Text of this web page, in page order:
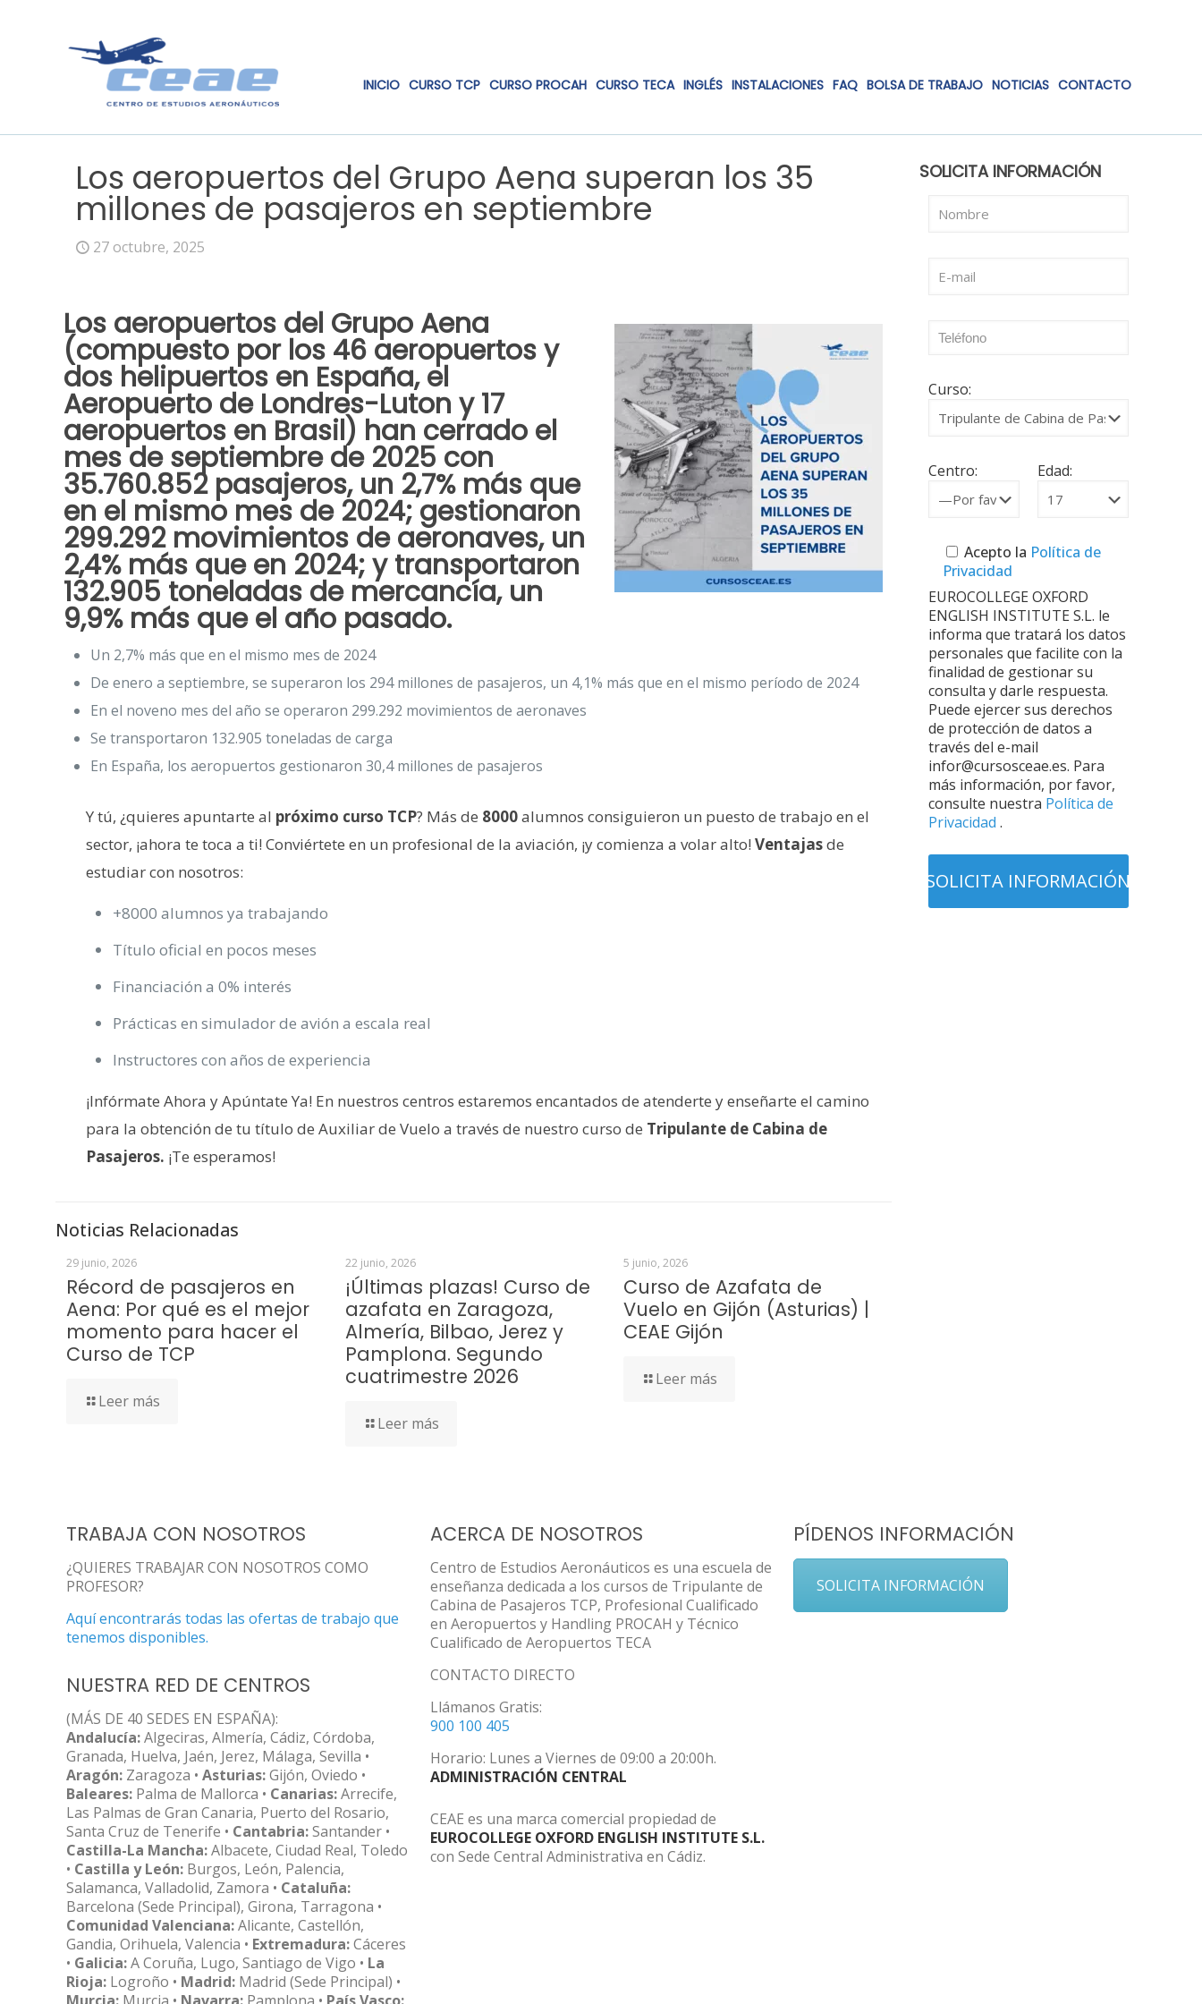
INICIO CURSO TCP CURSO PROCAH CURSO TECA INGLÉS INSTALACIONES FAQ BOLSA DE TRABAJO NOTICIAS CONTACTO
Los aeropuertos del Grupo Aena superan los 35
millones de pasajeros en septiembre
27 octubre, 2025
Los aeropuertos del Grupo Aena
(compuesto por los 46 aeropuertos y
dos helipuertos en España, el
Aeropuerto de Londres-Luton y 17
aeropuertos en Brasil) han cerrado el
mes de septiembre de 2025 con
35.760.852 pasajeros, un 2,7% más que
en el mismo mes de 2024; gestionaron
299.292 movimientos de aeronaves, un
2,4% más que en 2024; y transportaron
132.905 toneladas de mercancía, un
9,9% más que el año pasado.
Un 2,7% más que en el mismo mes de 2024
De enero a septiembre, se superaron los 294 millones de pasajeros, un 4,1% más que en el mismo período de 2024
En el noveno mes del año se operaron 299.292 movimientos de aeronaves
Se transportaron 132.905 toneladas de carga
En España, los aeropuertos gestionaron 30,4 millones de pasajeros
Y tú, ¿quieres apuntarte al próximo curso TCP? Más de 8000alumnos consiguieron un puesto de trabajo en el
sector, ¡ahora te toca a ti! Conviértete en un profesional de la aviación, ¡y comienza a volar alto!Ventajasde
estudiar con nosotros:
+8000 alumnos ya trabajando
Título oficial en pocos meses
Financiación a 0% interés
Prácticas en simulador de avión a escala real
Instructores con años de experiencia
¡Infórmate Ahora y Apúntate Ya! En nuestros centros estaremos encantados de atenderte y enseñarte el camino
para la obtención de tu título de Auxiliar de Vuelo a través de nuestro curso de Tripulante de Cabina de
Pasajeros. ¡Te esperamos!
Noticias Relacionadas
29 junio, 2026
Récord de pasajeros en
Aena: Por qué es el mejor
momento para hacer el
Curso de TCP
Leer más
22 junio, 2026
¡Últimas plazas! Curso de
azafata en Zaragoza,
Almería, Bilbao, Jerez y
Pamplona. Segundo
cuatrimestre 2026
Leer más
5 junio, 2026
Curso de Azafata de
Vuelo en Gijón (Asturias) |
CEAE Gijón
Leer más
SOLICITA INFORMACIÓN
Curso:
Centro: Edad:
Acepto la Política de
Privacidad
EUROCOLLEGE OXFORD
ENGLISH INSTITUTE S.L. le
informa que tratará los datos
personales que facilite con la
finalidad de gestionar su
consulta y darle respuesta.
Puede ejercer sus derechos
de protección de datos a
través del e-mail
infor@cursosceae.es. Para
más información, por favor,
consulte nuestra Política de
Privacidad .
TRABAJA CON NOSOTROS
¿QUIERES TRABAJAR CON NOSOTROS COMO
PROFESOR?
Aquí encontrarás todas las ofertas de trabajo que
tenemos disponibles.
NUESTRA RED DE CENTROS
(MÁS DE 40 SEDES EN ESPAÑA):
Andalucía:Algeciras, Almería, Cádiz, Córdoba,
Granada, Huelva, Jaén, Jerez, Málaga, Sevilla •
Aragón: Zaragoza • Asturias:Gijón, Oviedo •
Baleares: Palma de Mallorca • Canarias:Arrecife,
Las Palmas de Gran Canaria, Puerto del Rosario,
Santa Cruz de Tenerife • Cantabria:Santander •
Castilla-La Mancha:Albacete, Ciudad Real, Toledo
• Castilla y León: Burgos, León, Palencia,
Salamanca, Valladolid, Zamora • Cataluña:
Barcelona (Sede Principal), Girona, Tarragona •
Comunidad Valenciana:Alicante, Castellón,
Gandia, Orihuela, Valencia • Extremadura:Cáceres
• Galicia:A Coruña, Lugo, Santiago de Vigo • La
Rioja: Logroño • Madrid: Madrid (Sede Principal) •
ACERCA DE NOSOTROS
Centro de Estudios Aeronáuticos es una escuela de
enseñanza dedicada a los cursos de Tripulante de
Cabina de Pasajeros TCP, Profesional Cualificado
en Aeropuertos y Handling PROCAH y Técnico
Cualificado de Aeropuertos TECA
CONTACTO DIRECTO
Llámanos Gratis:
900 100 405
Horario: Lunes a Viernes de 09:00 a 20:00h.
ADMINISTRACIÓN CENTRAL
CEAE es una marca comercial propiedad de
EUROCOLLEGE OXFORD ENGLISH INSTITUTE S.L.
con Sede Central Administrativa en Cádiz.
PÍDENOS INFORMACIÓN
SOLICITA INFORMACIÓN